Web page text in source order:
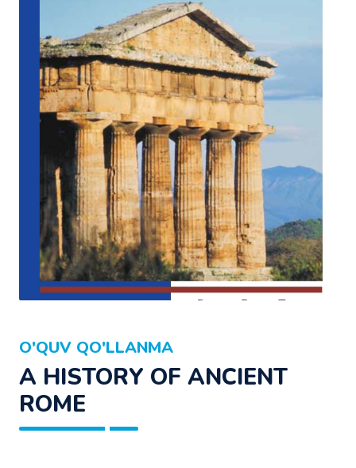
O'QUV QO'LLANMA
A HISTORY OF ANCIENT
ROME